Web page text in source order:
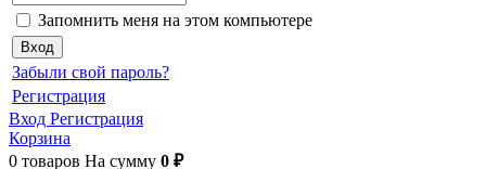
Запомнить меня на этом компьютере
Забыли свой пароль?
Регистрация
Вход Регистрация
Корзина
0 товаров На сумму 0 ₽